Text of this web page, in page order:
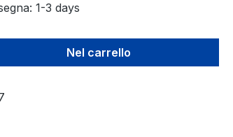
1-3 days
inserisci la quantità
Nel carrello